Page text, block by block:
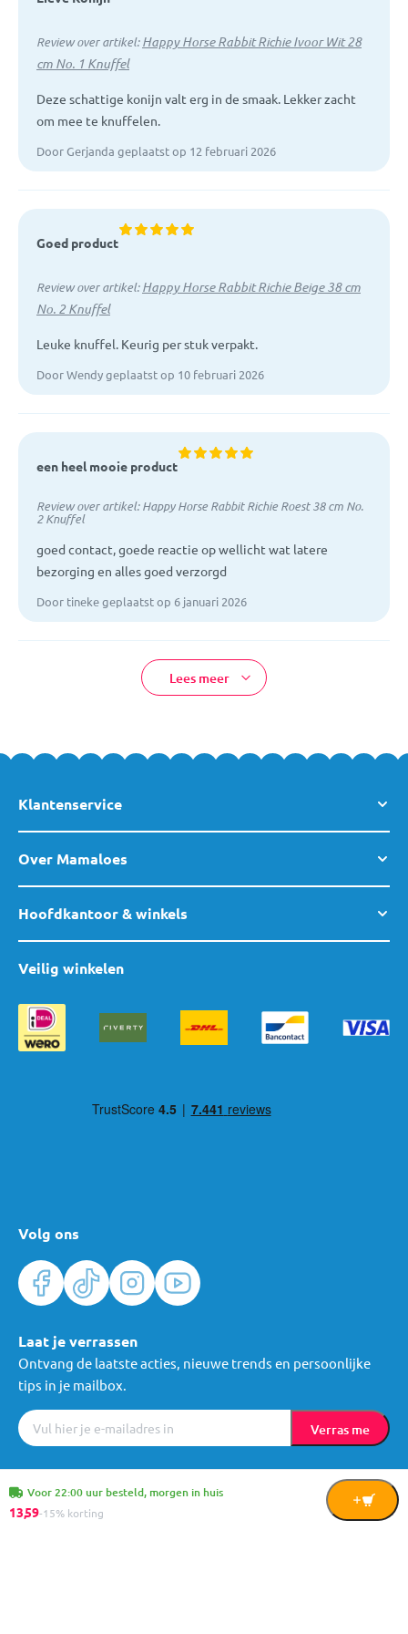
Review over artikel:Happy Horse Rabbit Richie Ivoor Wit 28
cm No. 1 Knuffel
Deze schattige konijn valt erg in de smaak. Lekker zacht
om mee te knuffelen.
Door Gerjanda geplaatst op 12 februari 2026
Goed product
Review over artikel:Happy Horse Rabbit Richie Beige 38 cm
No. 2 Knuffel
Leuke knuffel. Keurig per stuk verpakt.
Door Wendy geplaatst op 10 februari 2026
een heel mooie product
Review over artikel:Happy Horse Rabbit Richie Roest 38 cm No.
2 Knuffel
goed contact, goede reactie op wellicht wat latere
bezorging en alles goed verzorgd
Door tineke geplaatst op 6 januari 2026
Lees meer
Voor 22:00 uur besteld, morgen in huis
13,59-15% korting
In
Klantenservice
Over Mamaloes
Hoofdkantoor & winkels
Volg ons
Veilig winkelen
Laat je verrassen
Ontvang de laatste acties, nieuwe trends en persoonlijke
tips in je mailbox.
Verras me
Algemene voorwaarden Privacy © Mama Loes & Kids B.V.